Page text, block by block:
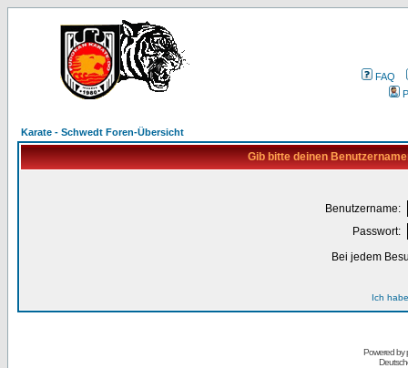
FAQ
Karate - Schwedt Foren-Übersicht
Gib bitte deinen
Benutzername:
Passwort:
Bei jedem
Ich
Powered by